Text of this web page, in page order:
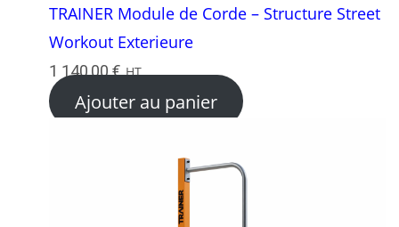
TRAINER Module de Corde – Structure Street
Workout Exterieure
1 140,00€ HT
Ajouter au panier